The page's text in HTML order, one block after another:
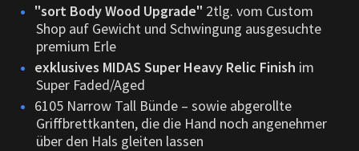
"sort Body Wood Upgrade" 2tlg. vom Custom
Shop auf Gewicht und Schwingung ausgesuchte
premium Erle
exklusives MIDAS Super Heavy Relic Finish im
Super Faded/Aged
6105 Narrow Tall Bünde – sowie abgerollte
Griffbrettkanten, die die Hand noch angenehmer
über den Hals gleiten lassen